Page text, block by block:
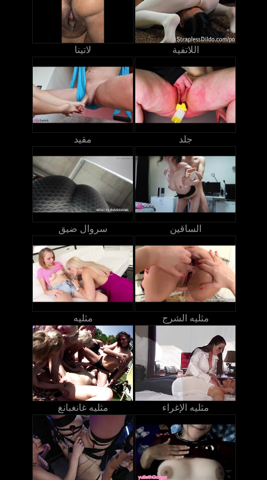
لاتينا اللاتفية
مقيد جلد
سروال ضيق الساقين
مثليه مثليه الشرج
مثليه غانغبانغ مثليه الإغراء